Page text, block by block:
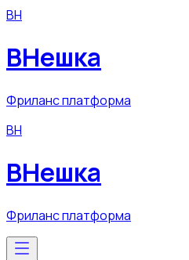
ВН
ВНешка
Фриланс платформа
ВН
ВНешка
Фриланс платформа